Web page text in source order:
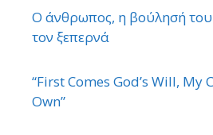
Ο άνθρωπος, η βούλησή του
τον ξεπερνά
“First Comes God’s Will,
Own”